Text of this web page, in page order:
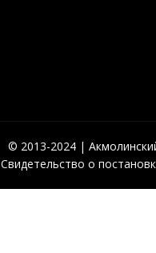
© 2013-2024 |
Свидетельство о